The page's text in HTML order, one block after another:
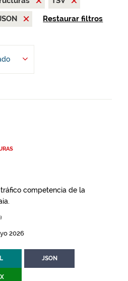
Restaurar filtros
competencia de la
2026
JSON